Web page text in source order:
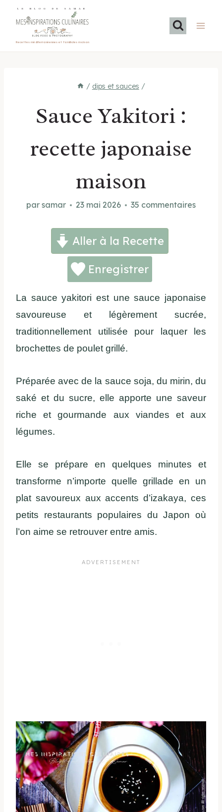
LE BLOG DE SAMAR
Recettes méditerranéennes et familiales maison
/ dips et sauces /
Sauce Yakitori :
recette japonaise
maison
par samar 23 mai 2026 35 commentaires
Aller à la Recette
Enregistrer
La sauce yakitori est une sauce japonaise
savoureuse et légèrement sucrée,
traditionnellement utilisée pour laquer les
brochettes de poulet grillé.
Préparée avec de la sauce soja, du mirin, du
saké et du sucre, elle apporte une saveur
riche et gourmande aux viandes et aux
légumes.
Elle se prépare en quelques minutes et
transforme n’importe quelle grillade en un
plat savoureux aux accents d’izakaya, ces
petits restaurants populaires du Japon où
l’on aime se retrouver entre amis.